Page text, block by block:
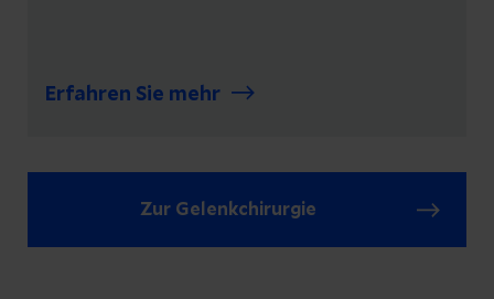
Erfahren Sie mehr
Zur Gelenkchirurgie